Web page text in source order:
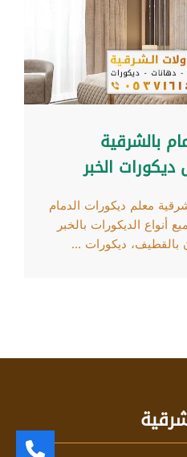
بالشرقية
معلم ديكورات الدمام
أنواع الديكورات بالخبر
بالقطيف، ديكورات ...